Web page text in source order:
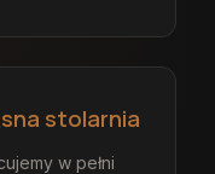
stolarnia
w pełni